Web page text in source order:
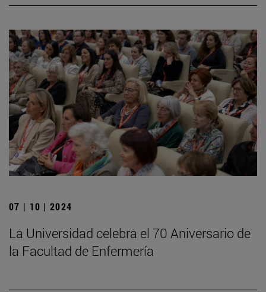
07 | 10 | 2024
La Universidad celebra el 70 Aniversario de
la Facultad de Enfermería